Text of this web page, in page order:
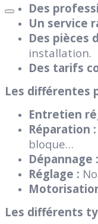
Des
Un service
Des pièces
installation.
Des tarifs
Les différentes
Entretien
Réparation :
bloque…
Dépannage :
Réglage :
Les différents